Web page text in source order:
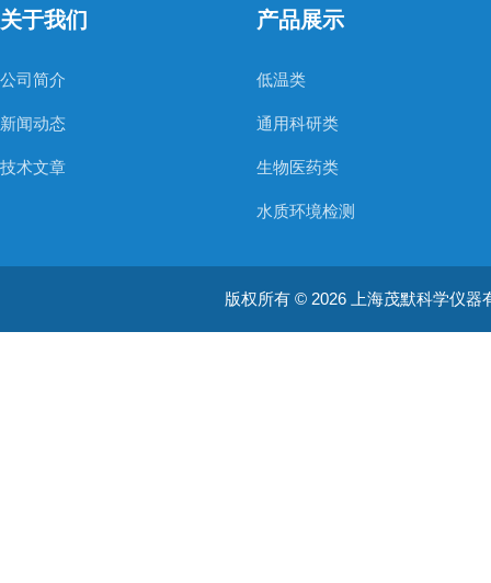
关于我们
公司简介
新闻动态
技术文章
产品展示
低温类
通用科研类
生物医药类
水质环境检测
大型分析设备
版权所有 © 2026 上海茂默科学仪